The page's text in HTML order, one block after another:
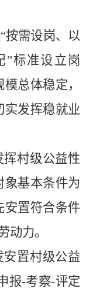
“按需设岗、以
”标准设立岗
总体稳定，
实发挥稳就业
挥村级公益性
象基本条件为
安置符合条件
动力。
安置村级公益
报-考察-评定